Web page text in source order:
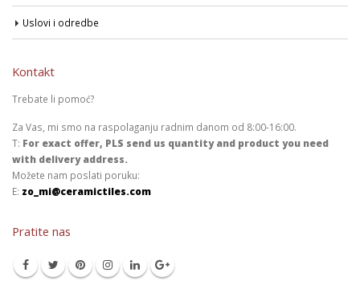
Uslovi i odredbe
Kontakt
Trebate li pomoć?
Za Vas, mi smo na raspolaganju radnim danom od 8:00-16:00.
T: For exact offer, PLS send us quantity and product you need
with delivery address.
Možete nam poslati poruku:
E: zo_mi@ceramictiles.com
Pratite nas